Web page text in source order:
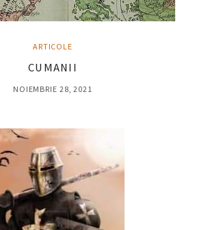
ARTICOLE
CUMANII
NOIEMBRIE 28, 2021